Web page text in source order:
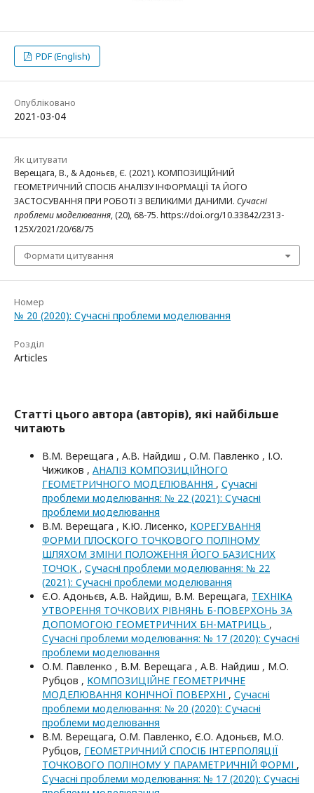
PDF (English)
Опубліковано
2021-03-04
Як цитувати
Верещага, В., & Адоньєв, Є. (2021). КОМПОЗИЦІЙНИЙ
ГЕОМЕТРИЧНИЙ СПОСІБ АНАЛІЗУ ІНФОРМАЦІЇ ТА ЙОГО
ЗАСТОСУВАННЯ ПРИ РОБОТІ З ВЕЛИКИМИ ДАНИМИ. Сучасні
проблеми моделювання, (20), 68-75. https://doi.org/10.33842/2313-
125X/2021/20/68/75
Формати цитування
Номер
№ 20 (2020): Сучасні проблеми моделювання
Розділ
Articles
Статті цього автора (авторів), які найбільше
читають
В.М. Верещага , А.В. Найдиш , О.М. Павленко , І.О.
Чижиков , АНАЛІЗ КОМПОЗИЦІЙНОГО
ГЕОМЕТРИЧНОГО МОДЕЛЮВАННЯ , Сучасні
проблеми моделювання: № 22 (2021): Сучасні
проблеми моделювання
В.М. Верещага , К.Ю. Лисенко, КОРЕГУВАННЯ
ФОРМИ ПЛОСКОГО ТОЧКОВОГО ПОЛІНОМУ
ШЛЯХОМ ЗМІНИ ПОЛОЖЕННЯ ЙОГО БАЗИСНИХ
ТОЧОК , Сучасні проблеми моделювання: № 22
(2021): Сучасні проблеми моделювання
Є.О. Адоньєв, А.В. Найдиш, В.М. Верещага, ТЕХНІКА
УТВОРЕННЯ ТОЧКОВИХ РІВНЯНЬ Б-ПОВЕРХОНЬ ЗА
ДОПОМОГОЮ ГЕОМЕТРИЧНИХ БН-МАТРИЦЬ ,
Сучасні проблеми моделювання: № 17 (2020): Сучасні
проблеми моделювання
О.М. Павленко , В.М. Верещага , А.В. Найдиш , М.О.
Рубцов , КОМПОЗИЦІЙНЕ ГЕОМЕТРИЧНЕ
МОДЕЛЮВАННЯ КОНІЧНОЇ ПОВЕРХНІ , Сучасні
проблеми моделювання: № 20 (2020): Сучасні
проблеми моделювання
В.М. Верещага, О.М. Павленко, Є.О. Адоньєв, М.О.
Рубцов, ГЕОМЕТРИЧНИЙ СПОСІБ ІНТЕРПОЛЯЦІЇ
ТОЧКОВОГО ПОЛІНОМУ У ПАРАМЕТРИЧНІЙ ФОРМІ ,
Сучасні проблеми моделювання: № 17 (2020): Сучасні